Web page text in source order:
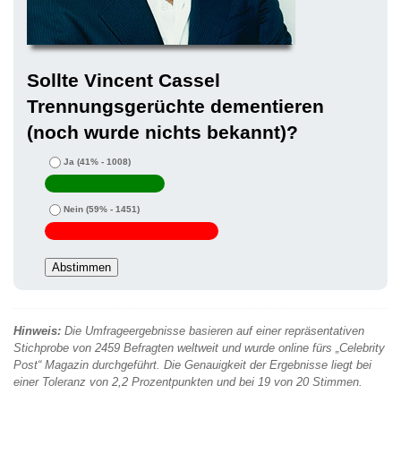
Sollte Vincent Cassel
Trennungsgerüchte dementieren
(noch wurde nichts bekannt)?
Ja (41% - 1008)
Nein (59% - 1451)
Hinweis: Die Umfrageergebnisse basieren auf einer repräsentativen
Stichprobe von 2459 Befragten weltweit und wurde online fürs „Celebrity
Post“ Magazin durchgeführt. Die Genauigkeit der Ergebnisse liegt bei
einer Toleranz von 2,2 Prozentpunkten und bei 19 von 20 Stimmen.